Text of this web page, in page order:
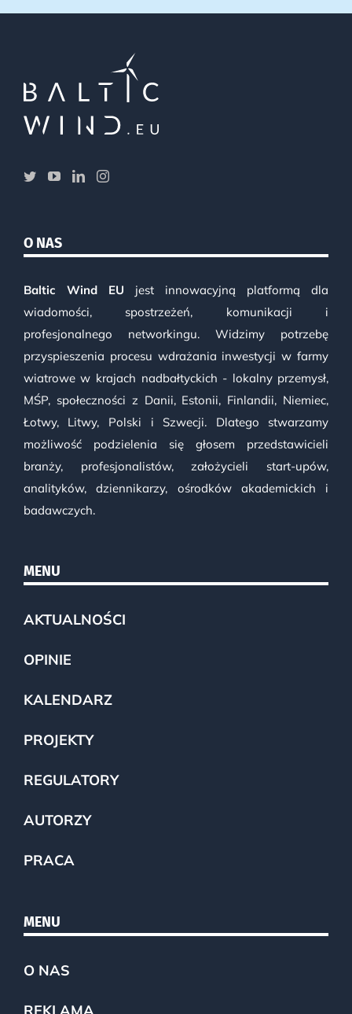
O NAS
Baltic Wind EU jest innowacyjną platformą dla
wiadomości, spostrzeżeń, komunikacji i
profesjonalnego networkingu. Widzimy potrzebę
przyspieszenia procesu wdrażania inwestycji w farmy
wiatrowe w krajach nadbałtyckich - lokalny przemysł,
MŚP, społeczności z Danii, Estonii, Finlandii, Niemiec,
Łotwy, Litwy, Polski i Szwecji. Dlatego stwarzamy
możliwość podzielenia się głosem przedstawicieli
branży, profesjonalistów, założycieli start-upów,
analityków, dziennikarzy, ośrodków akademickich i
badawczych.
MENU
AKTUALNOŚCI
OPINIE
KALENDARZ
PROJEKTY
REGULATORY
AUTORZY
PRACA
MENU
O NAS